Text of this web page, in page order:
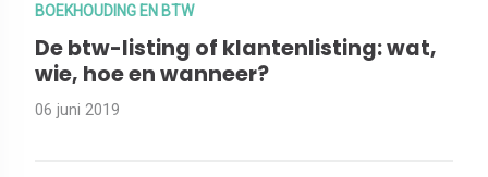
BOEKHOUDING EN BTW
De btw-listing of klantenlisting: wat,
wie, hoe en wanneer?
06 juni 2019